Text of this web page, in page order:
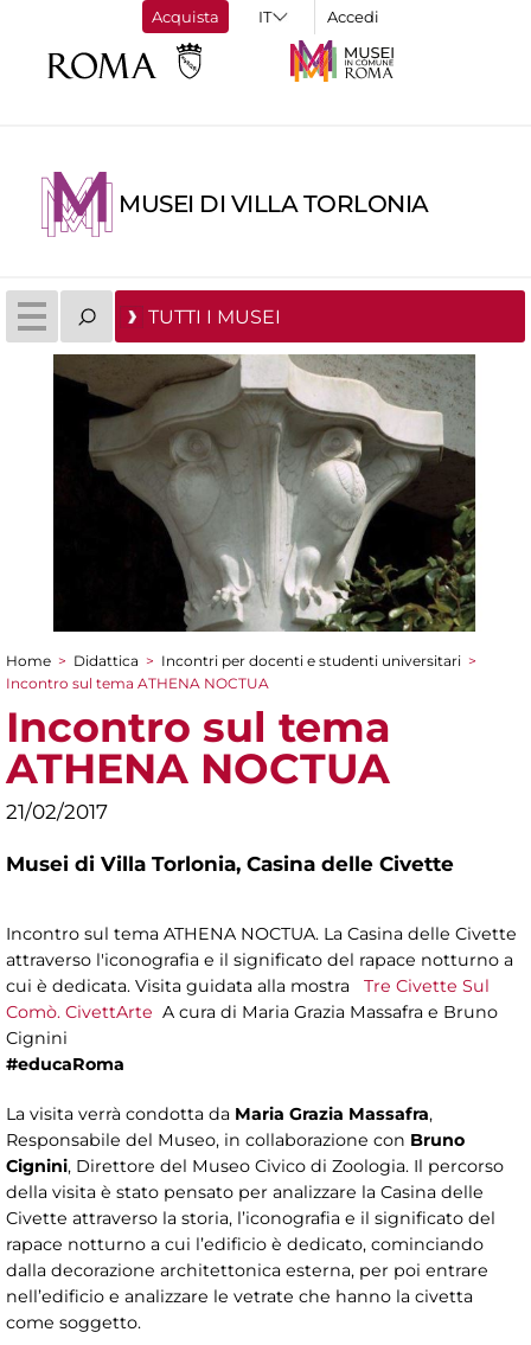
Acquista Accedi
MUSEI DI VILLA TORLONIA
TUTTI I MUSEI
Tu sei qui
Home > Didattica > Incontri per docenti e studenti universitari >
Incontro sul tema ATHENA NOCTUA
Incontro sul tema
ATHENA NOCTUA
21/02/2017
Musei di Villa Torlonia, Casina delle Civette
Incontro sul tema ATHENA NOCTUA. La Casina delle Civette
attraverso l'iconografia e il significato del rapace notturno a
cui è dedicata. Visita guidata alla mostra Tre Civette Sul
Comò. CivettArte A cura di Maria Grazia Massafra e Bruno
Cignini
#educaRoma
La visita verrà condotta da Maria Grazia Massafra,
Responsabile del Museo, in collaborazione con Bruno
Cignini, Direttore del Museo Civico di Zoologia. Il percorso
della visita è stato pensato per analizzare la Casina delle
Civette attraverso la storia, l’iconografia e il significato del
rapace notturno a cui l’edificio è dedicato, cominciando
dalla decorazione architettonica esterna, per poi entrare
nell’edificio e analizzare le vetrate che hanno la civetta
come soggetto.